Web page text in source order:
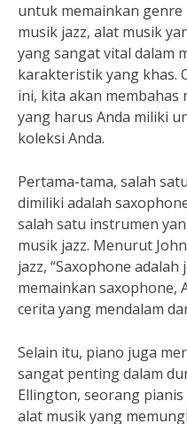
untuk memainkan genre
musik jazz, alat musik
yang sangat vital dalam
karakteristik yang khas.
ini, kita akan membahas
yang harus Anda miliki
koleksi Anda.
Pertama-tama, salah
dimiliki adalah
salah satu instrumen
musik jazz. Menurut
jazz, “Saxophone adalah
memainkan saxophone,
cerita yang mendalam
Selain itu, piano juga
sangat penting dalam
Ellington, seorang pianis
alat musik yang